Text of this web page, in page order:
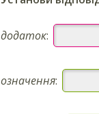
додаток:
означення: